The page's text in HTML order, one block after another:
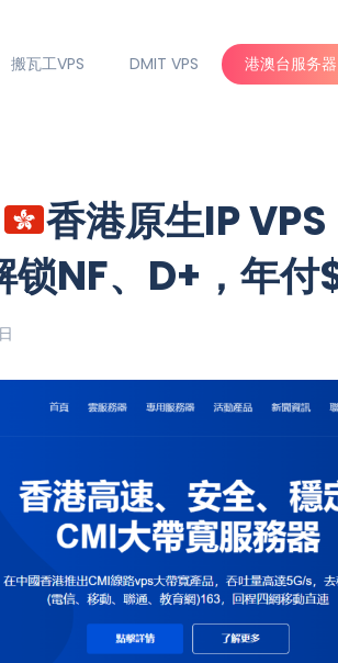
搬瓦工VPS DMIT VPS 港澳台服务器
香港原生IP VPS
锁NF、D+，年